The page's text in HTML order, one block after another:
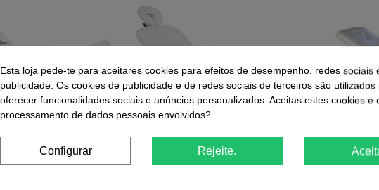
Esta loja pede-te para aceitares cookies para efeitos de desempenho, redes sociais
publicidade. Os cookies de publicidade e de redes sociais de terceiros são utilizados
oferecer funcionalidades sociais e anúncios personalizados. Aceitas estes cookies e
processamento de dados pessoais envolvidos?
Configurar Rejeite.